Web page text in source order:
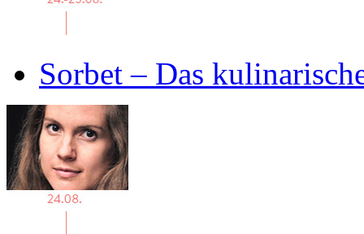
Sorbet – Das